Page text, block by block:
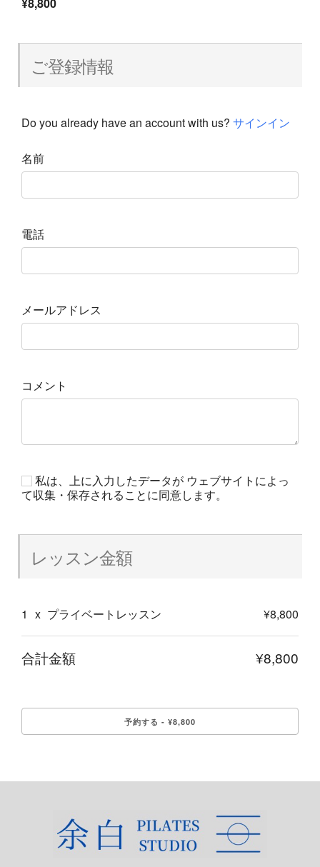
ご登録情報
Do you already have an account with us? サインイン
名前
電話
メールアドレス
コメント
私は、上に入力したデータが ウェブサイトによっ
て収集・保存されることに同意します。
レッスン金額
1 x プライベートレッスン ¥8,800
合計金額 ¥8,800